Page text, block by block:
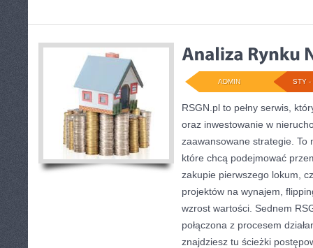
STY -
ADMIN
RSGN.pl to pełny serwis,
oraz inwestowanie w
zaawansowane strategie. To
które chcą podejmować
zakupie pierwszego lokum,
projektów na wynajem,
wzrost wartości. Sednem
połączona z procesem
znajdziesz tu ścieżki